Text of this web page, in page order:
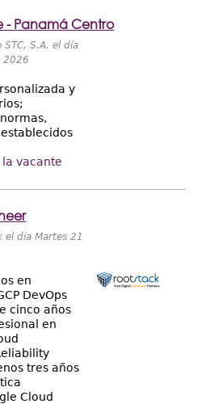
- Panamá Centro
S.A. el día
2026
y
vacante
el día Martes 21
en
DevOps
cinco años
en
tres años
Cloud